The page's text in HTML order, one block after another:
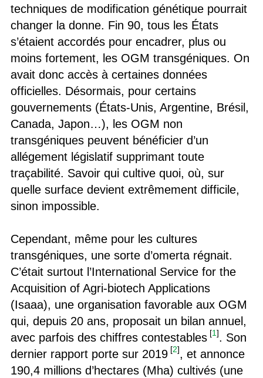
techniques de modification génétique pourrait
changer la donne. Fin 90, tous les États
s’étaient accordés pour encadrer, plus ou
moins fortement, les OGM transgéniques. On
avait donc accès à certaines données
officielles. Désormais, pour certains
gouvernements (États-Unis, Argentine, Brésil,
Canada, Japon…), les OGM non
transgéniques peuvent bénéficier d’un
allégement législatif supprimant toute
traçabilité. Savoir qui cultive quoi, où, sur
quelle surface devient extrêmement difficile,
sinon impossible.
Cependant, même pour les cultures
transgéniques, une sorte d’omerta régnait.
C’était surtout l’International Service for the
Acquisition of Agri-biotech Applications
(Isaaa), une organisation favorable aux OGM
qui, depuis 20 ans, proposait un bilan annuel,
avec parfois des chiffres contestables [1]. Son
dernier rapport porte sur 2019 [2], et annonce
190,4 millions d’hectares (Mha) cultivés (une